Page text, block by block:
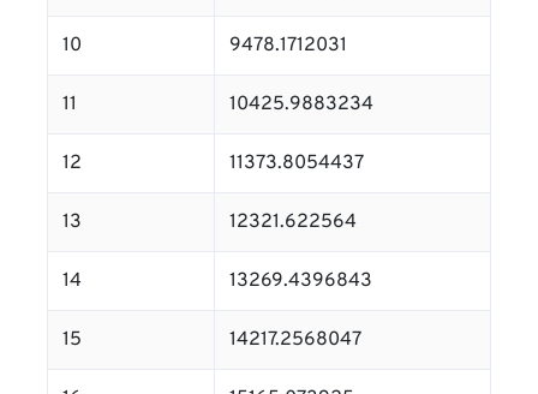
10 9478.1712031
11 10425.9883234
12 11373.8054437
13 12321.622564
14 13269.4396843
15 14217.2568047